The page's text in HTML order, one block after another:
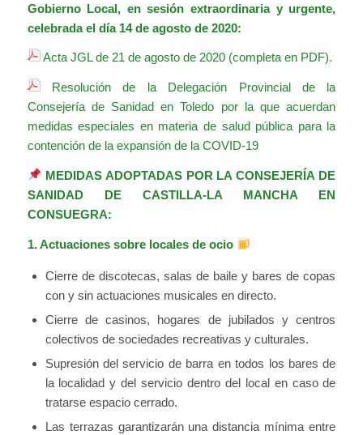
Gobierno Local, en sesión extraordinaria y urgente,
celebrada el día 14 de agosto de 2020:
Acta JGL de 21 de agosto de 2020 (completa en PDF).
Resolución de la Delegación Provincial de la
Consejería de Sanidad en Toledo por la que acuerdan
medidas especiales en materia de salud pública para la
contención de la expansión de la COVID-19
MEDIDAS ADOPTADAS POR LA CONSEJERÍA DE
SANIDAD DE CASTILLA-LA MANCHA EN
CONSUEGRA:
1. Actuaciones sobre locales de ocio
Cierre de discotecas, salas de baile y bares de copas
con y sin actuaciones musicales en directo.
Cierre de casinos, hogares de jubilados y centros
colectivos de sociedades recreativas y culturales.
Supresión del servicio de barra en todos los bares de
la localidad y del servicio dentro del local en caso de
tratarse espacio cerrado.
Las terrazas garantizarán una distancia mínima entre